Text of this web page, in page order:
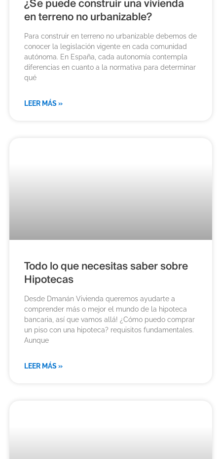
¿Se puede construir una vivienda
en terreno no urbanizable?
Para construir en terreno no urbanizable debemos de
conocer la legislación vigente en cada comunidad
autónoma. En España, cada autonomía contempla
diferencias en cuanto a la normativa para determinar
qué
LEER MÁS »
Todo lo que necesitas saber sobre
Hipotecas
​Desde Dmanán Vivienda queremos ayudarte a
comprender más o mejor el mundo de la hipoteca
bancaria, así que vamos allá! ¿Cómo puedo comprar
un piso con una hipoteca? requisitos fundamentales.
Aunque
LEER MÁS »